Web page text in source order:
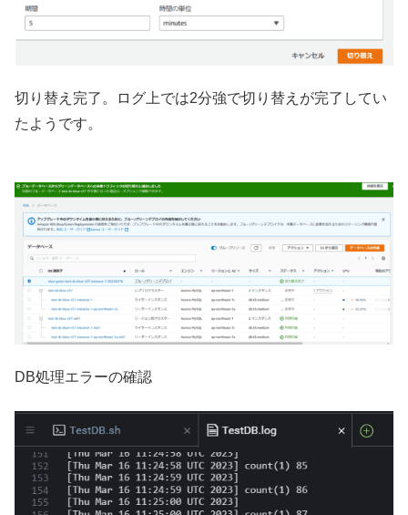
切り替え完了。ログ上では2分強で切り替えが完了してい
たようです。
DB処理エラーの確認